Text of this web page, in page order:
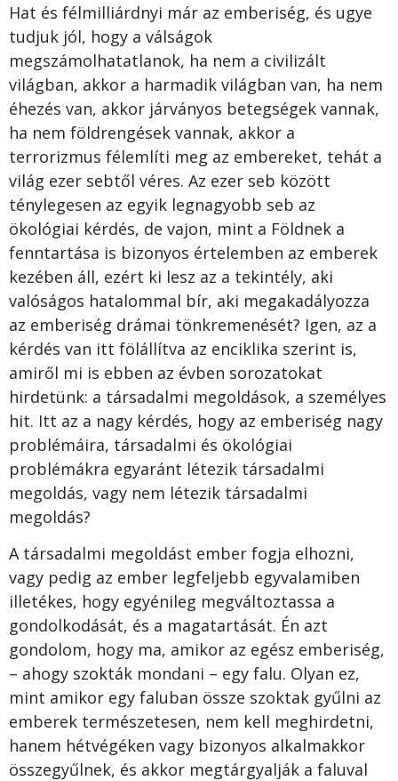
Hat és félmilliárdnyi már az emberiség, és ugye
tudjuk jól, hogy a válságok
megszámolhatatlanok, ha nem a civilizált
világban, akkor a harmadik világban van, ha nem
éhezés van, akkor járványos betegségek vannak,
ha nem földrengések vannak, akkor a
terrorizmus félemlíti meg az embereket, tehát a
világ ezer sebtől véres. Az ezer seb között
ténylegesen az egyik legnagyobb seb az
ökológiai kérdés, de vajon, mint a Földnek a
fenntartása is bizonyos értelemben az emberek
kezében áll, ezért ki lesz az a tekintély, aki
valóságos hatalommal bír, aki megakadályozza
az emberiség drámai tönkremenését? Igen, az a
kérdés van itt fölállítva az enciklika szerint is,
amiről mi is ebben az évben sorozatokat
hirdetünk: a társadalmi megoldások, a személyes
hit. Itt az a nagy kérdés, hogy az emberiség nagy
problémáira, társadalmi és ökológiai
problémákra egyaránt létezik társadalmi
megoldás, vagy nem létezik társadalmi
megoldás?
A társadalmi megoldást ember fogja elhozni,
vagy pedig az ember legfeljebb egyvalamiben
illetékes, hogy egyénileg megváltoztassa a
gondolkodását, és a magatartását. Én azt
gondolom, hogy ma, amikor az egész emberiség,
– ahogy szokták mondani – egy falu. Olyan ez,
mint amikor egy faluban össze szoktak gyűlni az
emberek természetesen, nem kell meghirdetni,
hanem hétvégéken vagy bizonyos alkalmakkor
összegyűlnek, és akkor megtárgyalják a faluval